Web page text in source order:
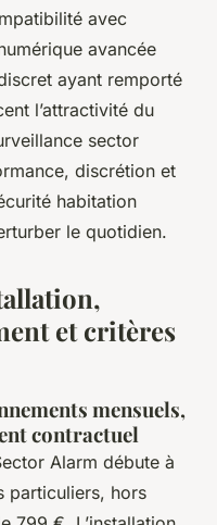
avec
avancée
ayant remporté
l’attractivité du
sector
discrétion et
habitation
le quotidien.
et critères
mensuels,
contractuel
Alarm débute à
particuliers, hors